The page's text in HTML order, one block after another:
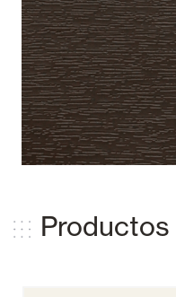
La tonalidad y matiz de estos